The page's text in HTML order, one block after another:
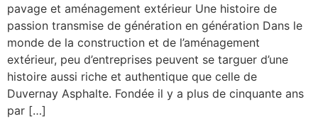
pavage et aménagement extérieur Une histoire de
passion transmise de génération en génération Dans le
monde de la construction et de l’aménagement
extérieur, peu d’entreprises peuvent se targuer d’une
histoire aussi riche et authentique que celle de
Duvernay Asphalte. Fondée il y a plus de cinquante ans
par […]